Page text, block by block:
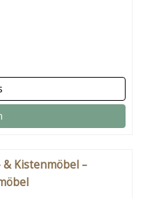
Kistenmöbel –